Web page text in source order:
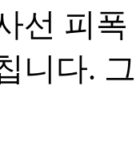
선 피폭
니다.